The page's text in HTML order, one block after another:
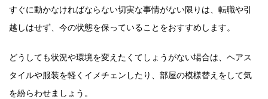
すぐに動かなければならない切実な事情がない限りは、転職や引
越しはせず、今の状態を保っていることをおすすめします。
どうしても状況や環境を変えたくてしょうがない場合は、ヘアス
タイルや服装を軽くイメチェンしたり、部屋の模様替えをして気
を紛らわせましょう。